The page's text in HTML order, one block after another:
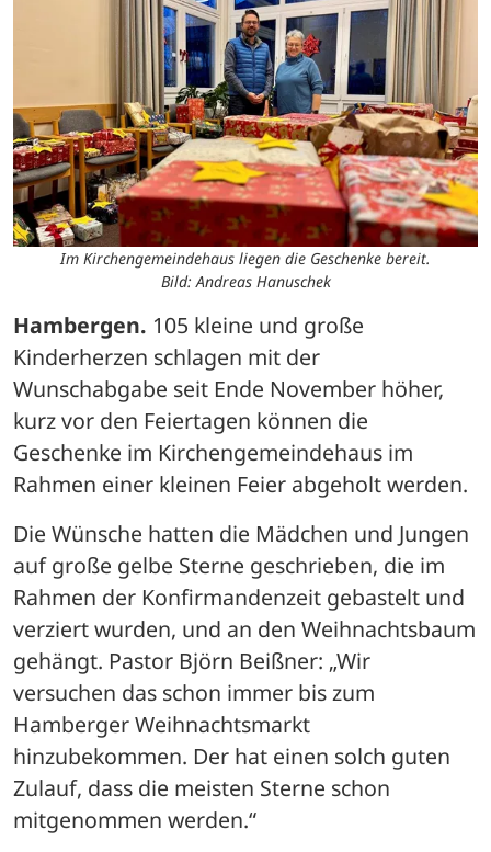
Im Kirchengemeindehaus liegen die Geschenke bereit.
Bild: Andreas Hanuschek
Hambergen. 105 kleine und große
Kinderherzen schlagen mit der
Wunschabgabe seit Ende November höher,
kurz vor den Feiertagen können die
Geschenke im Kirchengemeindehaus im
Rahmen einer kleinen Feier abgeholt werden.
Die Wünsche hatten die Mädchen und Jungen
auf große gelbe Sterne geschrieben, die im
Rahmen der Konfirmandenzeit gebastelt und
verziert wurden, und an den Weihnachtsbaum
gehängt. Pastor Björn Beißner: „Wir
versuchen das schon immer bis zum
Hamberger Weihnachtsmarkt
hinzubekommen. Der hat einen solch guten
Zulauf, dass die meisten Sterne schon
mitgenommen werden.“